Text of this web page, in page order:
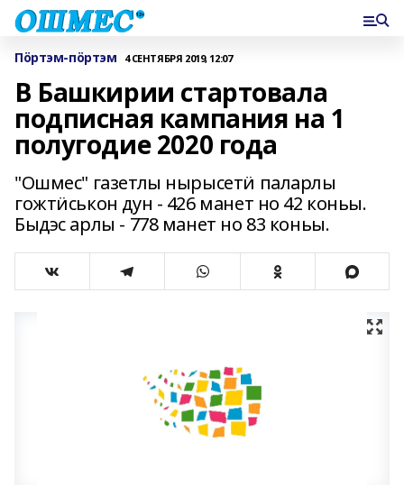
Пӧртэм-пӧртэм 4 СЕНТЯБРЯ 2019, 12:07
В Башкирии стартовала
подписная кампания на 1
полугодие 2020 года
"Ошмес" газетлы нырысетӥ паларлы
гожтӥськон дун - 426 манет но 42 коньы.
Быдэс арлы - 778 манет но 83 коньы.